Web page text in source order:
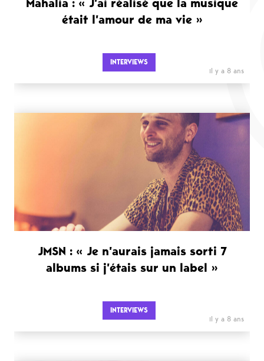
était l’amour de ma vie »
INTERVIEWS
il y a 8 ans
JMSN : « Je n’aurais jamais sorti 7
albums si j’étais sur un label »
INTERVIEWS
il y a 8 ans